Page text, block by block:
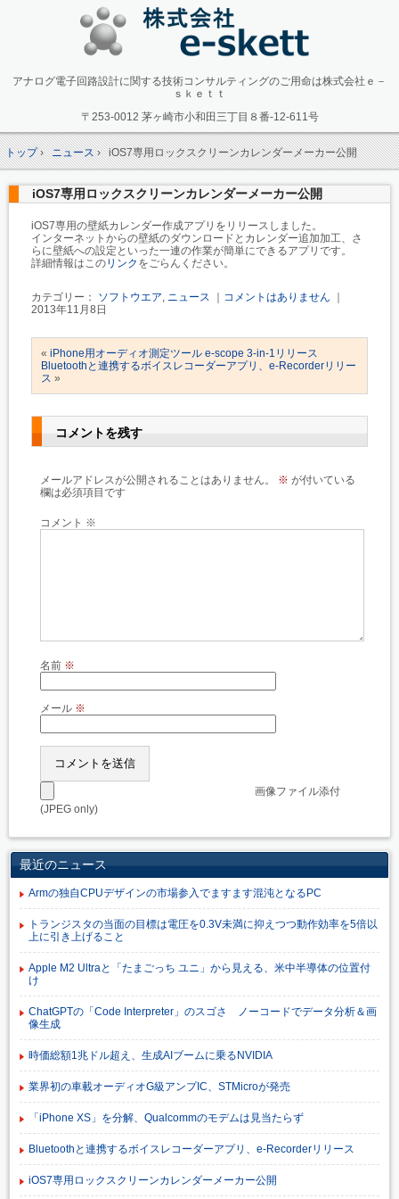
アナログ電子回路設計に関する技術コンサルティングのご用命は株式会社ｅ－
ｓｋｅｔｔ
〒253-0012 茅ヶ崎市小和田三丁目８番-12-611号
トップ› ニュース› iOS7専用ロックスクリーンカレンダーメーカー公開
iOS7専用ロックスクリーンカレンダーメーカー公開
iOS7専用の壁紙カレンダー作成アプリをリリースしました。
インターネットからの壁紙のダウンロードとカレンダー追加加工、さ
らに壁紙への設定といった一連の作業が簡単にできるアプリです。
詳細情報はこのリンク をごらんください。
カテゴリー： ソフトウエア, ニュース コメントはありません
2013年11月8日
« iPhone用オーディオ測定ツール e-scope 3-in-1リリース
Bluetoothと連携するボイスレコーダーアプリ、e-Recorderリリー
ス »
コメントを残す
メールアドレスが公開されることはありません。 ※ が付いている
欄は必須項目です
コメント ※
名前 ※
メール ※
画像ファイル添付
(JPEG only)
最近のニュース
Armの独自CPUデザインの市場参入でますます混沌となるPC
トランジスタの当面の目標は電圧を0.3V未満に抑えつつ動作効率を5倍以
上に引き上げること
Apple M2 Ultraと「たまごっち ユニ」から見える、米中半導体の位置付
け
ChatGPTの「Code Interpreter」のスゴさ ノーコードでデータ分析＆画
像生成
時価総額1兆ドル超え、生成AIブームに乗るNVIDIA
業界初の車載オーディオG級アンプIC、STMicroが発売
「iPhone XS」を分解、Qualcommのモデムは見当たらず
Bluetoothと連携するボイスレコーダーアプリ、e-Recorderリリース
iOS7専用ロックスクリーンカレンダーメーカー公開